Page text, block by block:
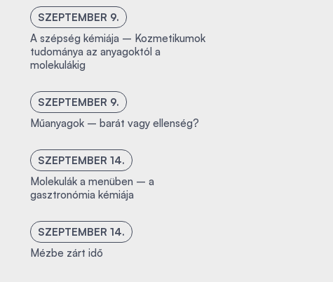
SZEPTEMBER 9.
A szépség kémiája – Kozmetikumok
tudománya az anyagoktól a
molekulákig
SZEPTEMBER 9.
Műanyagok – barát vagy ellenség?
SZEPTEMBER 14.
Molekulák a menüben – a
gasztronómia kémiája
SZEPTEMBER 14.
Mézbe zárt idő